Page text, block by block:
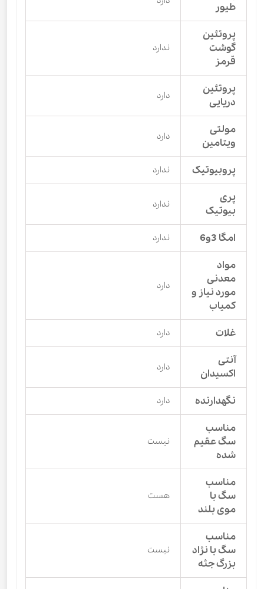
طیور
پروتئین
گوشت
قرمز
ندارد
پروتئین
دریایی
دارد
مولتی
ویتامین
دارد
پروبیوتیک ندارد
پری
بیوتیک
ندارد
امگا 3و6 ندارد
مواد
معدنی
مورد نیاز و
کمیاب
دارد
غلات دارد
آنتی
اکسیدان
دارد
نگهدارنده دارد
مناسب
سگ عقیم
شده
نیست
مناسب
سگ با
موی بلند
هست
مناسب
سگ با نژاد
بزرگ جثه
نیست